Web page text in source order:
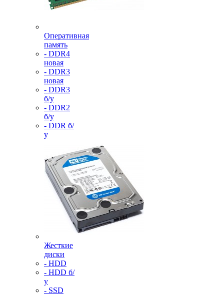
Оперативная
память
- DDR4
новая
- DDR3
новая
- DDR3
б/у
- DDR2
б/у
- DDR б/
у
Жесткие
диски
- HDD
- HDD б/
у
- SSD